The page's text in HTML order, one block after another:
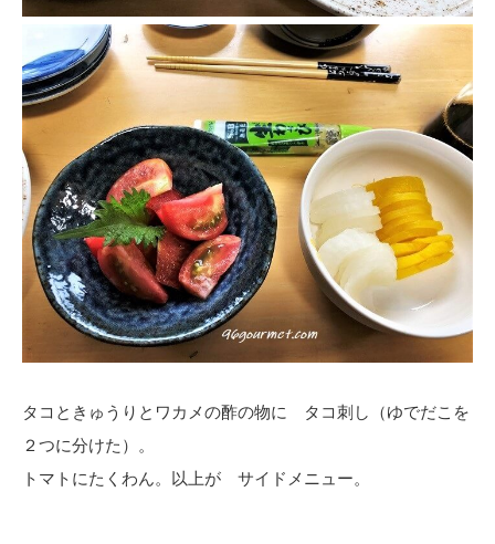
タコときゅうりとワカメの酢の物に タコ刺し（ゆでだこを
２つに分けた）。
トマトにたくわん。以上が サイドメニュー。